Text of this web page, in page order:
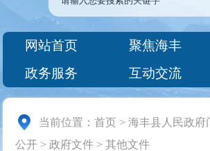
网站首页 聚焦海丰
政务服务
互动交流
当前位置：首页 >海丰县人民政府
公开 >政府文件 >其他文件